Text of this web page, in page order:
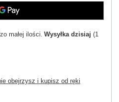
małej ilości Wysyłka dzisiaj (1
obejrzysz i kupisz od ręki